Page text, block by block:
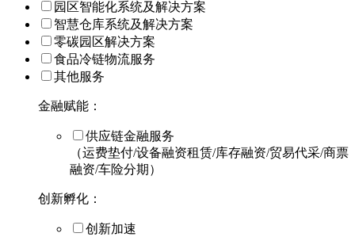
园区智能化系统及解决方案
智慧仓库系统及解决方案
零碳园区解决方案
食品冷链物流服务
其他服务
金融赋能：
供应链金融服务
（运费垫付/设备融资租赁/库存融资/贸易代采/商票
融资/车险分期）
创新孵化：
创新加速